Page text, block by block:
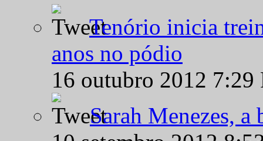
Tenório inicia
anos no pódio
16 outubro 2012
Sarah Menezes,